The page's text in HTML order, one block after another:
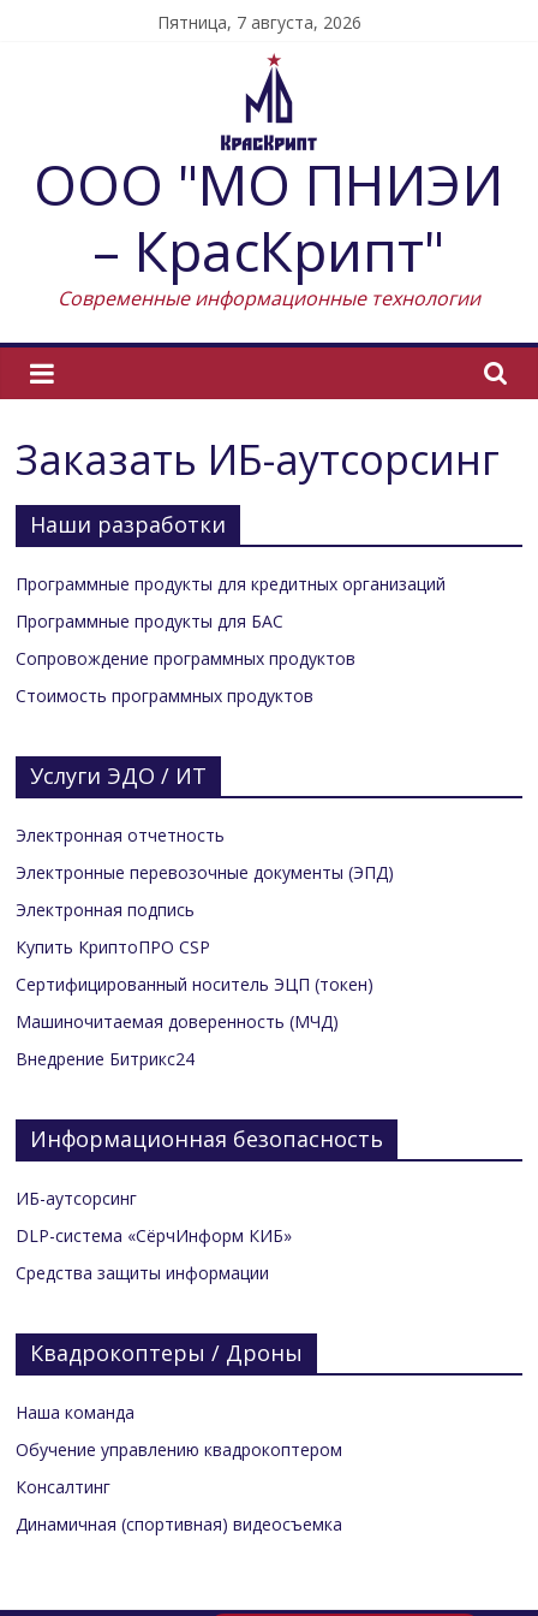
Пятница, 7 августа, 2026
ООО "МО ПНИЭИ
– КрасКрипт"
Современные информационные технологии
Заказать ИБ-аутсорсинг
Наши разработки
Программные продукты для кредитных организаций
Программные продукты для БАС
Сопровождение программных продуктов
Стоимость программных продуктов
Услуги ЭДО / ИТ
Электронная отчетность
Электронные перевозочные документы (ЭПД)
Электронная подпись
Купить КриптоПРО CSP
Сертифицированный носитель ЭЦП (токен)
Машиночитаемая доверенность (МЧД)
Внедрение Битрикс24
Информационная безопасность
ИБ-аутсорсинг
DLP-система «СёрчИнформ КИБ»
Средства защиты информации
Квадрокоптеры / Дроны
Наша команда
Обучение управлению квадрокоптером
Консалтинг
Динамичная (спортивная) видеосъемка